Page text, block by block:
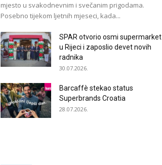
mjesto u svakodnevnim i svečanim prigodama.
Posebno tijekom ljetnih mjeseci, kada...
SPAR otvorio osmi supermarket
u Rijeci i zaposlio devet novih
radnika
30.07.2026.
Barcaffè stekao status
Superbrands Croatia
28.07.2026.